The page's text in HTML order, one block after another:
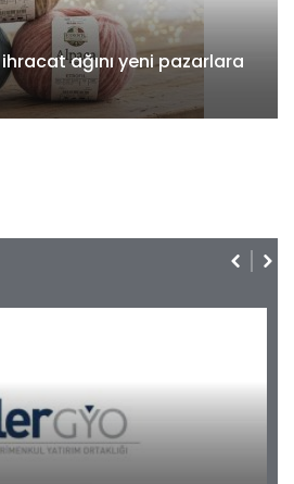
ağını yeni pazarlara